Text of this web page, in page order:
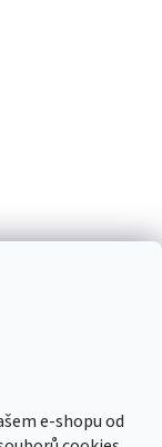
e-shopu od